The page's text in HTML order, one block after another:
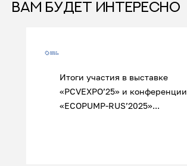
ВАМ БУДЕТ ИНТЕРЕСНО
Итоги участия в выставке
«PCVEXPO’25» и конференции
«ECOPUMP‑RUS’2025»...